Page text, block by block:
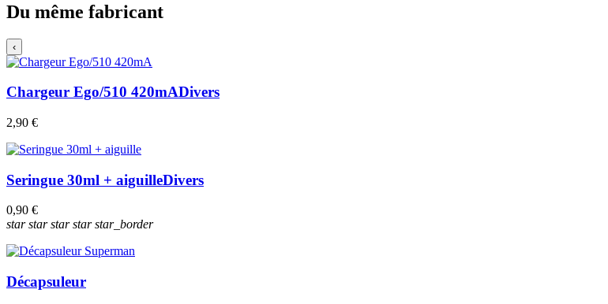
Du même fabricant
‹
Chargeur Ego/510 420mADivers
2,90 €
Seringue 30ml + aiguilleDivers
0,90 €
starstarstarstarstar_border
Décapsuleur